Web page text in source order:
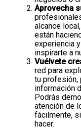
Aprovecha
alcance
están
experiencia
inspirarte a
Vuélvete
red para
tu profesión,
información
Podrás
atención de
fácilmente,
hacer.